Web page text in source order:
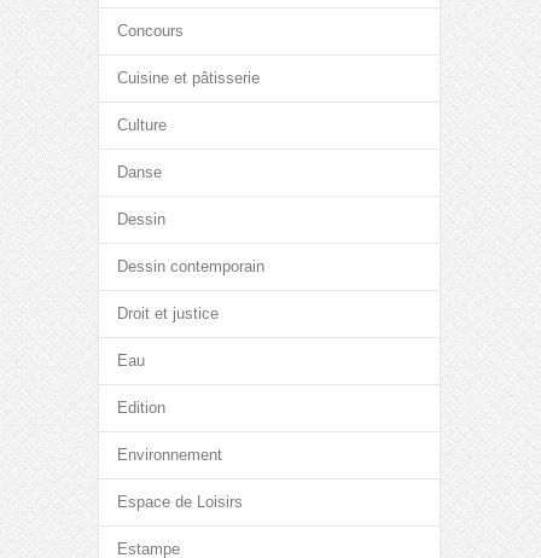
Concours
Cuisine et pâtisserie
Culture
Danse
Dessin
Dessin contemporain
Droit et justice
Eau
Edition
Environnement
Espace de Loisirs
Estampe